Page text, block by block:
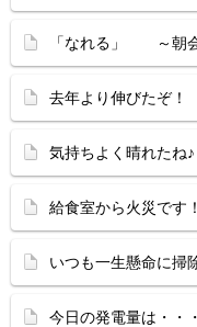
「なれる」 ～朝
去年より伸びたぞ
気持ちよく晴れた
給食室から火災で
いつも一生懸命に掃
今日の発電量は・